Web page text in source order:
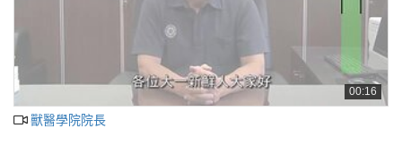
00:16
獸醫學院院長